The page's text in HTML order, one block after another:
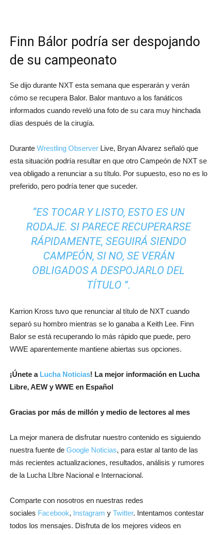
Finn Bálor podría ser despojando
de su campeonato
Se dijo durante NXT esta semana que esperarán y verán
cómo se recupera Balor. Balor mantuvo a los fanáticos
informados cuando reveló una foto de su cara muy hinchada
días después de la cirugía.
Durante Wrestling Observer Live, Bryan Alvarez señaló que
esta situación podría resultar en que otro Campeón de NXT se
vea obligado a renunciar a su título. Por supuesto, eso no es lo
preferido, pero podría tener que suceder.
“ES TOCAR Y LISTO, ESTO ES UN
RODAJE. SI PARECE RECUPERARSE
RÁPIDAMENTE, SEGUIRÁ SIENDO
CAMPEÓN, SI NO, SE VERÁN
OBLIGADOS A DESPOJARLO DEL
TÍTULO ”.
Karrion Kross tuvo que renunciar al título de NXT cuando
separó su hombro mientras se lo ganaba a Keith Lee. Finn
Balor se está recuperando lo más rápido que puede, pero
WWE aparentemente mantiene abiertas sus opciones.
¡Únete a Lucha Noticias! La mejor información en Lucha
Libre, AEW y WWE en Español
Gracias por más de millón y medio de lectores al mes
La mejor manera de disfrutar nuestro contenido es siguiendo
nuestra fuente de Google Noticias, para estar al tanto de las
más recientes actualizaciones, resultados, análisis y rumores
de la Lucha LIbre Nacional e Internacional.
Comparte con nosotros en nuestras redes
sociales Facebook, Instagram y Twitter. Intentamos contestar
todos los mensajes. Disfruta de los mejores videos en